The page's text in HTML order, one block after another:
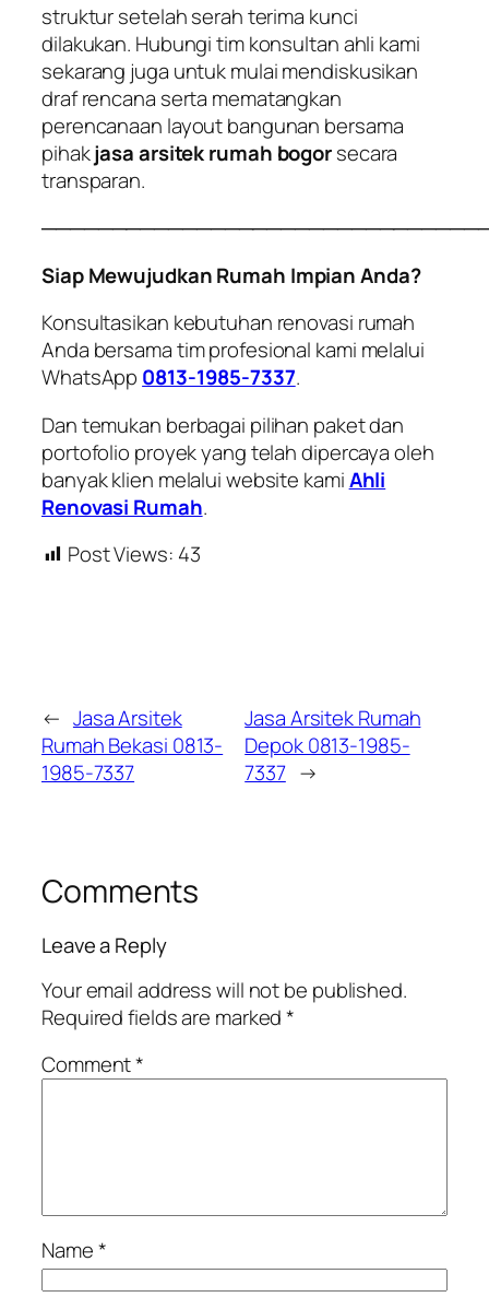
struktur setelah serah terima kunci
dilakukan. Hubungi tim konsultan ahli kami
sekarang juga untuk mulai mendiskusikan
draf rencana serta mematangkan
perencanaan layout bangunan bersama
pihakjasa arsitek rumah bogorsecara
transparan.
Siap Mewujudkan Rumah Impian Anda?
Konsultasikan kebutuhan renovasi rumah
Anda bersama tim profesional kami melalui
WhatsApp 0813-1985-7337.
Dan temukan berbagai pilihan paket dan
portofolio proyek yang telah dipercaya oleh
banyak klien melalui website kamiAhli
Renovasi Rumah.
Post Views: 43
← Jasa Arsitek
Rumah Bekasi 0813-
1985-7337
Jasa Arsitek Rumah
Depok 0813-1985-
7337 →
Comments
Leave a Reply
Your email address will not be published.
Required fields are marked*
Comment*
Name*